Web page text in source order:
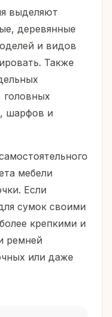
выделяют
деревянные
и видов
Также
шарфов и
мебели
Если
сумок своими
крепкими и
ремней
или даже